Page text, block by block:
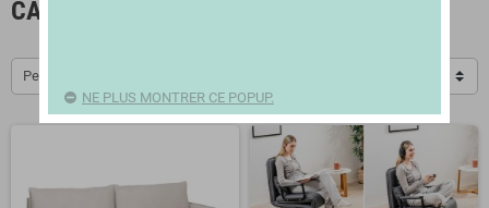
CANAPÉS ET CANAPÉS-LITS
Pertinence
NE PLUS MONTRER CE POPUP.